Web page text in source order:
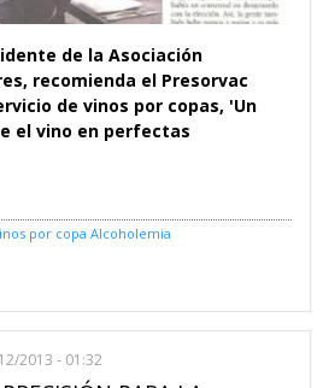
de la Asociación
recomienda el Presorvac
de vinos por copas, 'Un
el vino en perfectas
por copa Alcoholemia
y copa - Los controles de alcoholemia
2013 - 01:32